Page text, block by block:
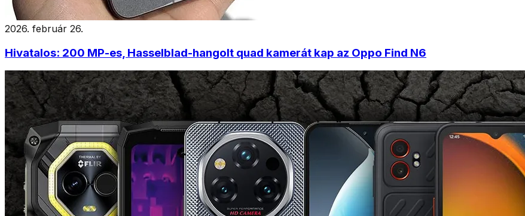
2026. február 26.
Hivatalos: 200 MP-es, Hasselblad-hangolt quad kamerát kap az Oppo Find N6